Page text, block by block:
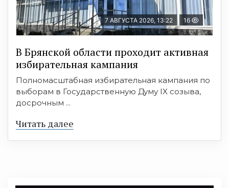
7 АВГУСТА 2026, 13:22 16
В Брянской области проходит активная
избирательная кампания
Полномасштабная избирательная кампания по
выборам в Государственную Думу IX созыва,
досрочным ...
Читать далее